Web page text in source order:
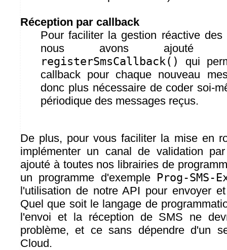
Réception par callback
Pour faciliter la gestion réactive des
nous avons ajouté
registerSmsCallback()
qui
callback pour chaque nouveau
donc plus nécessaire de coder soi-
périodique des messages reçus.
De plus, pour vous faciliter la mise en
implémenter un canal de validation
ajouté à toutes nos librairies de
un programme d'exemple Prog-SMS-
l'utilisation de notre API pour envoyer
Quel que soit le langage de
l'envoi et la réception de SMS ne
problème, et ce sans dépendre d'un
Cloud.